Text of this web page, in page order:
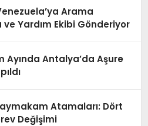
Arama
Yardım Ekibi Gönderiyor
Ayında Antalya’da Aşure
Atamaları: Dört
Değişimi